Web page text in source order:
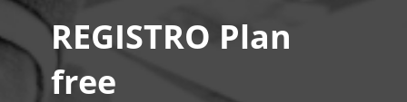
REGISTRO Plan
free